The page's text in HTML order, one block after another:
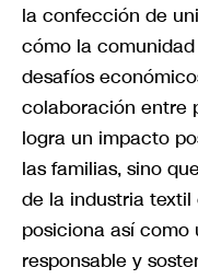
la confección de
cómo la
desafíos
colaboración entre
logra un impacto
las familias, sino
de la industria textil
posiciona así
responsable y